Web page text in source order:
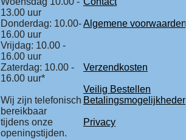
13.00 uur
Donderdag: 10.00-
16.00 uur
Algemene voorwaarden
Vrijdag: 10.00 -
16.00 uur
Zaterdag: 10.00 -
16.00 uur*
Verzendkosten
Veilig Bestellen
Wij zijn telefonisch
bereikbaar
tijdens onze
openingstijden.
Privacy